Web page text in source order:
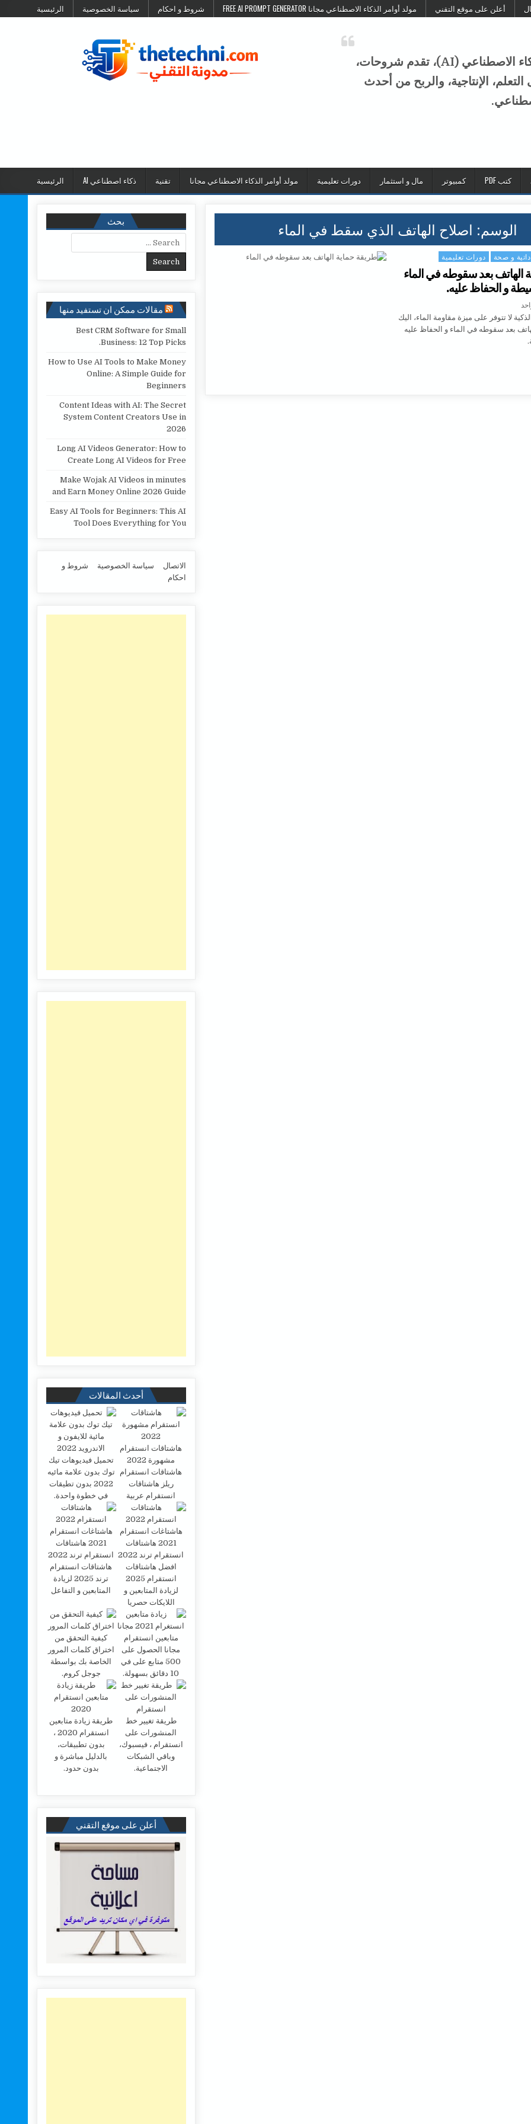
الرئيسية سياسة الخصوصية شروط و احكام مولد أوامر الذكاء الاصطناعي مجانا FREE AI PROMPT GENERATOR أعلن على موقع التقني
موقع التقني هو منصة عربية متخصصة في الذكاء الاصطناعي (AI)، تقدم شروحات،
الإنتاجية، والربح من أحدث
الرئيسية ذكاء اصطناعي AI تقنية مولد أوامر الذكاء الاصطناعي مجانا دورات تعليمية مال و استثمار كمبيوتر كتب PDF
الوسم: اصلاح الهاتف الذي سقط في الماء
داتية و صحة دورات تعليمية
الهاتف بعد سقوطه في الماء
و الحفاظ عليه.
لا تتوفر على ميزة مقاومة الماء، اليك
بعد سقوطه في الماء و الحفاظ عليه
بحث
Search for:
مقالات ممكن ان تستفيد منها
Best CRM Software for Small
Business: 12 Top Picks.
How to Use AI Tools to Make Money
Online: A Simple Guide for
Beginners
Content Ideas with AI: The Secret
System Content Creators Use in
2026
Long AI Videos Generator: How to
Create Long AI Videos for Free
Make Wojak AI Videos in minutes
and Earn Money Online 2026 Guide
Easy AI Tools for Beginners: This AI
Tool Does Everything for You
الاتصال سياسة الخصوصية
شروط و
احكام
أحدث المقالات
هاشتاقات انستقرام
مشهورة 2022
هاشتاقات انستقرام
ريلز هاشتاقات
انستقرام عربية
تحميل فيديوهات تيك
توك بدون علامة مائيه
2022 بدون تطيقات
في خطوة واحدة.
افضل هاشتاقات
انستقرام 2025
لزيادة المتابعين و
اللايكات حصريا
هاشتاقات انستقرام
ترند 2025 لزيادة
المتابعين و التفاعل
متابعين انستقرام
مجانا الحصول على
500 متابع على في
10 دقائق بسهولة.
كيفية التحقق من
اختراق كلمات المرور
الخاصة بك بواسطة
جوجل كروم.
طريقة تغيير خط
المنشورات على
انستقرام ، فيسبوك،
وباقي الشبكات
الاجتماعية.
طريقة زيادة متابعين
انستقرام 2020 ،
بدون تطبيقات،
بالدليل مباشرة و
بدون حدود.
أعلن على موقع التقني